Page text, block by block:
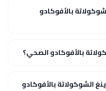
بالأفوكادو
بالأفوكادو الصحي؟
بالأفوكادو